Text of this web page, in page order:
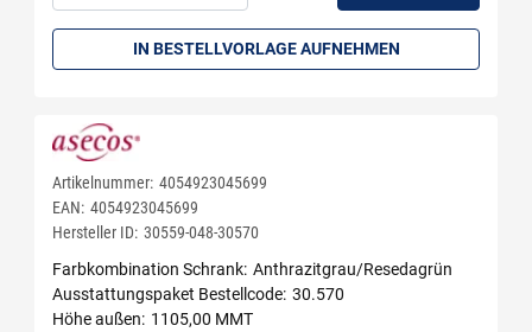
IN BESTELLVORLAGE AUFNEHMEN
Artikelnummer: 4054923045699
EAN: 4054923045699
Hersteller ID: 30559-048-30570
Farbkombination Schrank Anthrazitgrau/Resedagrün
Ausstattungspaket Bestellcode 30.570
Höhe außen
1105,00 MMT